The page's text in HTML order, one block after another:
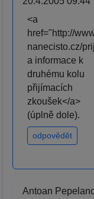
<a
href="http://
nanecisto.cz/
a informace k
druhému kolu
přijímacích
zkoušek</a>
(úplně dole).
odpovědět
Antoan